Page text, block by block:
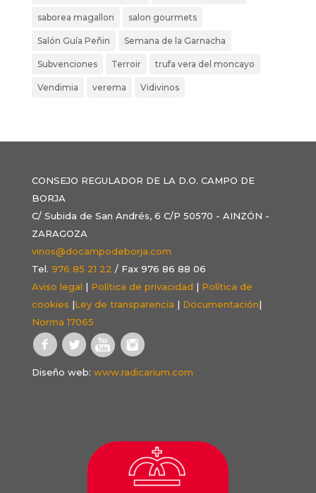
saborea magallon salon gourmets
Salón Guía Peñin Semana de la Garnacha
Subvenciones Terroir trufa vera del moncayo
Vendimia verema Vidivinos
CONSEJO REGULADOR DE LA D.O. CAMPO DE
BORJA
C/ Subida de San Andrés, 6 C/P 50570 - AINZÓN -
ZARAGOZA
vinos@docampodeborja.com
Tel. 976 85 21 22 / Fax 976 86 88 06
Aviso legal | Política de privacidad | Política de
cookies |Ley de transparencia | Documentación|
Norma 17065
Diseño web: www.radicarium.com